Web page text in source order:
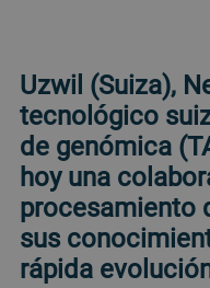
Uzwil (Suiza),
tecnológico
de genómica
hoy una
procesamiento
sus
rápida